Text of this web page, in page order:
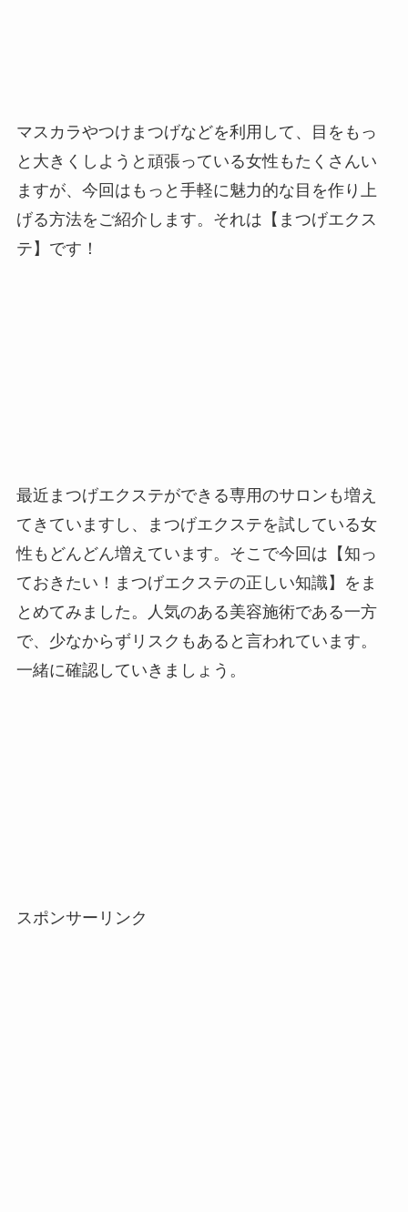
マスカラやつけまつげなどを利用して、目をもっ
と大きくしようと頑張っている女性もたくさんい
ますが、今回はもっと手軽に魅力的な目を作り上
げる方法をご紹介します。それは【まつげエクス
テ】です！
最近まつげエクステができる専用のサロンも増え
てきていますし、まつげエクステを試している女
性もどんどん増えています。そこで今回は【知っ
ておきたい！まつげエクステの正しい知識】をま
とめてみました。人気のある美容施術である一方
で、少なからずリスクもあると言われています。
一緒に確認していきましょう。
スポンサーリンク